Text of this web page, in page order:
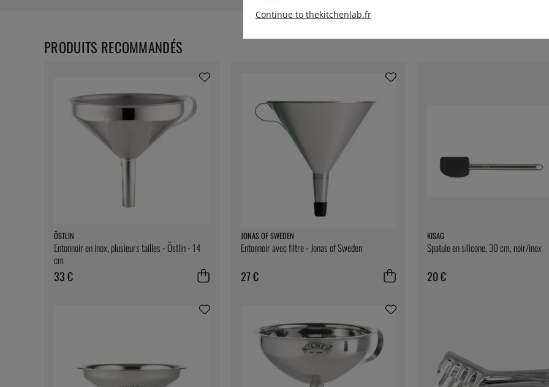
ÖSTLIN
Entonnoir en inox, plusieurs tailles - Östlin - 14
cm
33 €
JONAS OF SWEDEN
Entonnoir avec filtre - Jonas of Sweden
27 €
KISAG
Spatule en silicone, 30 cm, noir/inox
20 €
PRODUITS RECOMMANDÉS
Continue to thekitchenlab.fr